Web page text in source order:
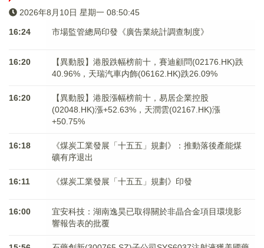
2026年8月10日 星期一 08:50:45
16:24 市場監管總局印發《廣告業統計調查制度》
16:20
【異動股】港股跌幅榜前十，賽迪顧問(02176.HK)跌
40.96%，天瑞汽車内飾(06162.HK)跌26.09%
16:20
【異動股】港股漲幅榜前十，易居企業控股
(02048.HK)漲+52.63%，天潤雲(02167.HK)漲
+50.75%
16:18
《煤炭工業發展「十五五」規劃》：推動落後產能煤
礦有序退出
16:11 《煤炭工業發展「十五五」規劃》印發
16:00
宜安科技：湖南逸昊已取得關於非晶合金項目環境影
響報告表的批覆